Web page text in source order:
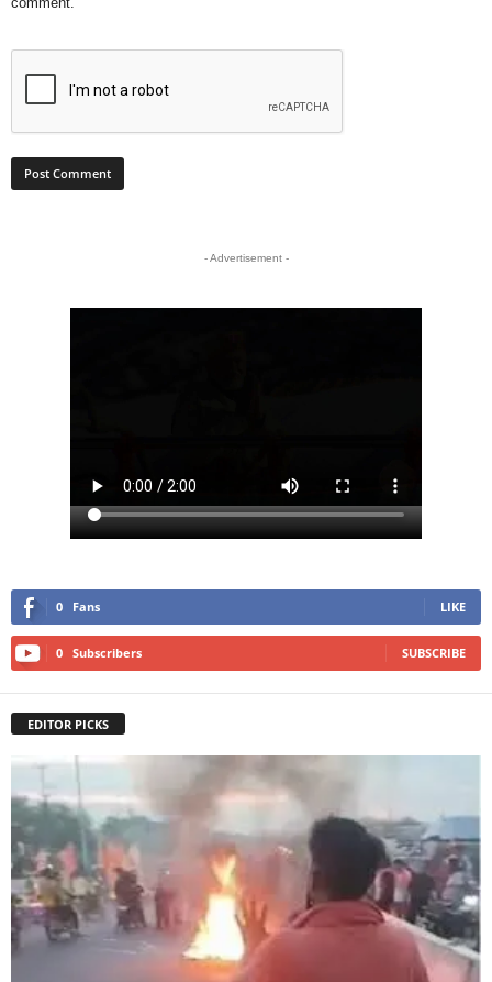
- Advertisement -
0 Fans LIKE
0 Subscribers SUBSCRIBE
EDITOR PICKS